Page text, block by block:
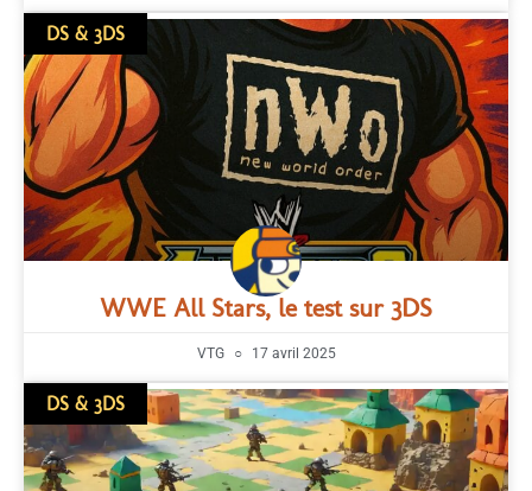
DS & 3DS
WWE All Stars, le test sur 3DS
VTG 17 avril 2025
DS & 3DS